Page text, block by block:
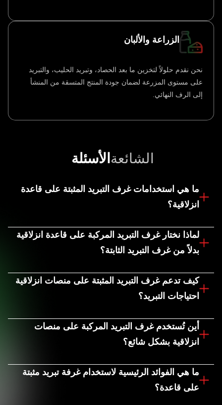
الزراعة والألبان
نحن نقدم حلولاً لتخزين ما بعد الحصاد، وتبريد الحليب، والتبريد
على مستوى المزرعة لضمان جودة المنتج المتسقة من المنشأ
إلى الرف النهائي.
الأسئلة الشائعة
ما هي استخدامات غرف التبريد المثبتة على قاعدة
انزلاقية؟
للسلع القابلة للتلف، مما يجعلها مثالية للفعاليات والمواقع
النائية والتخزين الموسمي.
لماذا نختار غرف التبريد المركبة على قاعدة انزلاقية
بدلاً من غرف التبريد الثابتة؟
للشركات التي تحتاج إلى تخزين بارد مؤقت دون الحاجة
إلى بناء مرافق دائمة.
كيف تدعم غرف التبريد المثبتة على منصات انزلاقية
احتياجات التبريد؟
القابلة للتلف طازجة حتى في المواقع الصعبة.
أين تُستخدم غرف التبريد المركبة على منصات
انزلاقية بشكل شائع؟
الأغذية، ومحلات السوبر ماركت، والمنشآت الصيدلانية،
وشركات تقديم الطعام، حيث يُعدّ الإعداد السريع وسهولة
ما هي الفوائد الرئيسية لاستخدام غرفة تبريد مثبتة
على قاعدة؟